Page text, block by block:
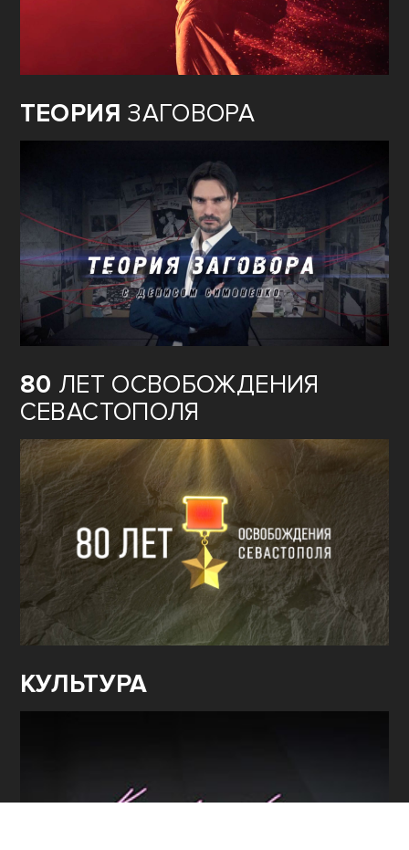
ТЕОРИЯ ЗАГОВОРА
80 ЛЕТ ОСВОБОЖДЕНИЯ
СЕВАСТОПОЛЯ
КУЛЬТУРА